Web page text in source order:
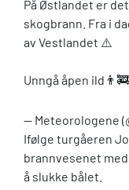
På Østlandet er
skogbrann. Fra i
av Vestlandet ⚠️
Unngå åpen ild👨‍🚒
— Meteorologene
Ifølge turgåeren
brannvesenet
å slukke bålet.